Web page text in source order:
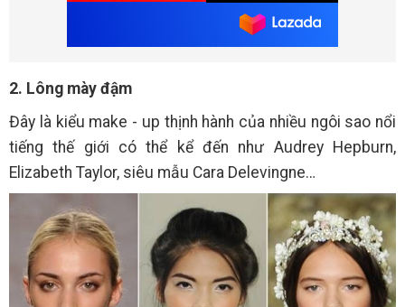
2. Lông mày đậm
Đây là kiểu make - up thịnh hành của nhiều ngôi sao nổi
tiếng thế giới có thể kể đến như Audrey Hepburn,
Elizabeth Taylor, siêu mẫu Cara Delevingne…